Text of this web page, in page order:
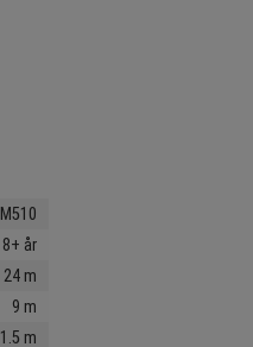
M510
8+ år
24 m
9 m
1.5 m